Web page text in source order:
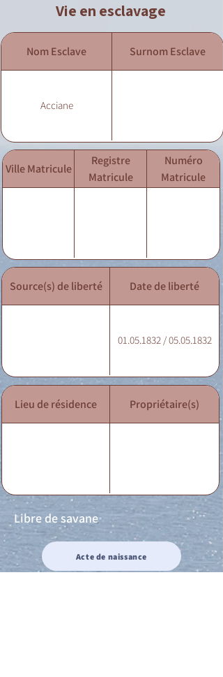
Vie en esclavage
Nom Esclave Surnom Esclave
Acciane
Ville Matricule
Registre
Matricule
Numéro
Matricule
Source(s) de liberté Date de liberté
01.05.1832 / 05.05.1832
Lieu de résidence Propriétaire(s)
Libre de savane
Acte de naissance